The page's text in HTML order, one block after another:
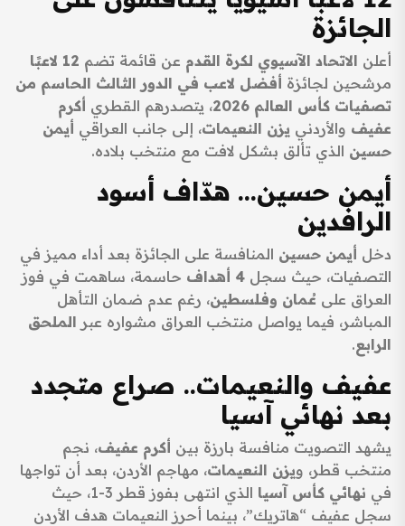
الجائزة
أعلن الاتحاد الآسيوي لكرة القدم عن قائمة تضم 12 لاعبًا
مرشحين لجائزة أفضل لاعب في الدور الثالث الحاسم من
تصفيات كأس العالم 2026
، يتصدرهم القطري أكرم
عفيف والأردني يزن النعيمات، إلى جانب العراقي أيمن
حسين الذي تألق بشكل لافت مع منتخب بلاده.
أيمن حسين… هدّاف أسود
الرافدين
دخل أيمن حسين المنافسة على الجائزة بعد أداء مميز في
التصفيات، حيث سجل 4 أهداف
حاسمة، ساهمت في فوز
العراق على عُمان وفلسطين، رغم عدم ضمان التأهل
المباشر، فيما يواصل منتخب العراق مشواره عبر الملحق
الرابع.
عفيف والنعيمات.. صراع متجدد
بعد نهائي آسيا
يشهد التصويت منافسة بارزة بين أكرم عفيف، نجم
منتخب قطر، ويزن النعيمات، مهاجم الأردن، بعد أن تواجها
في نهائي كأس آسيا
الذي انتهى بفوز قطر 3-1، حيث
سجل عفيف “هاتريك”، بينما أحرز النعيمات هدف الأردن